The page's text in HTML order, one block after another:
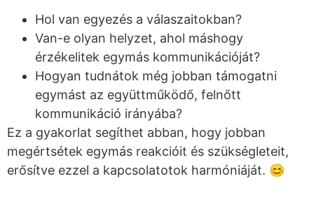
Hol van egyezés a válaszaitokban?
Van-e olyan helyzet, ahol máshogy
érzékelitek egymás kommunikációját?
Hogyan tudnátok még jobban támogatni
egymást az együttműködő, felnőtt
kommunikáció irányába?
Ez a gyakorlat segíthet abban, hogy jobban
megértsétek egymás reakcióit és szükségleteit,
erősítve ezzel a kapcsolatotok harmóniáját. 😊